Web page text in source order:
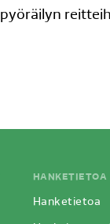
pyöräilyn
HANKETIETOA
Hanketietoa